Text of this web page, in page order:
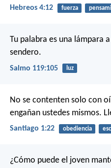
Hebreos 4:12 fuerza
Tu palabra es una lámpara
sendero.
Salmo 119:105 luz
No se contenten solo con
engañan ustedes mismos.
Santiago 1:22 obediencia
¿Cómo puede el joven